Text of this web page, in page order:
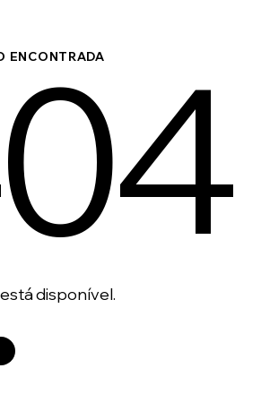
ENCONTRADA
disponível.